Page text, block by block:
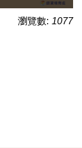
瀏覽數: 1077